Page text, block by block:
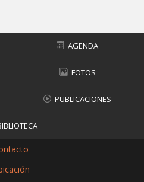
AGENDA
FOTOS
PUBLICACIONES